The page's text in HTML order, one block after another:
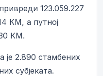
123.059.227
КМ, а путној
КМ.
је 2.890 стамбених
субјеката.